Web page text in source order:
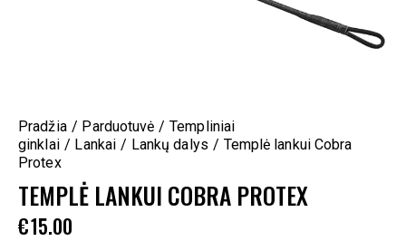
Pradžia Parduotuvė
Templiniai
ginklai
Lankai Lankų dalys
Templė lankui Cobra
Protex
TEMPLĖ LANKUI COBRA PROTEX
€15.00